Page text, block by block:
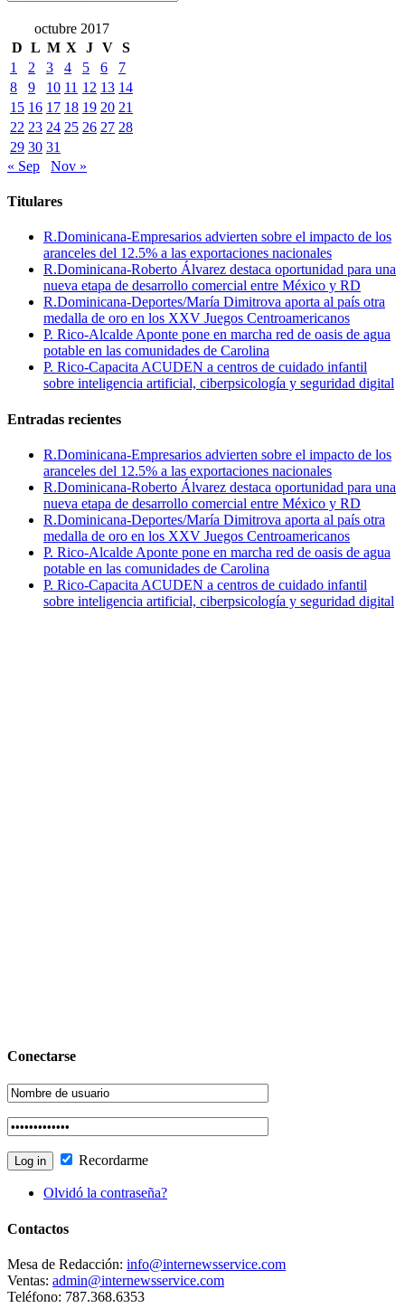
octubre 2017
D L M X J V S
1
2 3 4 5 6
7
8
9 10 11 12 13 14
15 16 17 18 19 20 21
22 23 24 25 26 27 28
29 30 31
« Sep
Nov »
Titulares
R.Dominicana-Empresarios advierten sobre el impacto de los
aranceles del 12.5% a las exportaciones nacionales
R.Dominicana-Roberto Álvarez destaca oportunidad para una
nueva etapa de desarrollo comercial entre México y RD
R.Dominicana-Deportes/María Dimitrova aporta al país otra
medalla de oro en los XXV Juegos Centroamericanos
P. Rico-Alcalde Aponte pone en marcha red de oasis de agua
potable en las comunidades de Carolina
P. Rico-Capacita ACUDEN a centros de cuidado infantil
sobre inteligencia artificial, ciberpsicología y seguridad digital
Entradas recientes
R.Dominicana-Empresarios advierten sobre el impacto de los
aranceles del 12.5% a las exportaciones nacionales
R.Dominicana-Roberto Álvarez destaca oportunidad para una
nueva etapa de desarrollo comercial entre México y RD
R.Dominicana-Deportes/María Dimitrova aporta al país otra
medalla de oro en los XXV Juegos Centroamericanos
P. Rico-Alcalde Aponte pone en marcha red de oasis de agua
potable en las comunidades de Carolina
P. Rico-Capacita ACUDEN a centros de cuidado infantil
sobre inteligencia artificial, ciberpsicología y seguridad digital
Conectarse
Recordarme
Olvidó la contraseña?
Contactos
Mesa de Redacción: info@internewsservice.com
Ventas: admin@internewsservice.com
Teléfono: 787.368.6353